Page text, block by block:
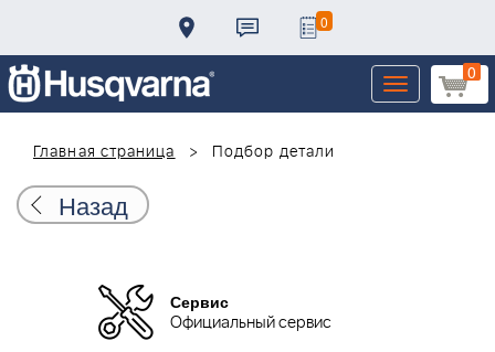
0
0
Toggle
navigation
Главная страница
Подбор детали
Назад
Сервис
Официальный сервис